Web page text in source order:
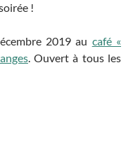
!
2019 au café «
. Ouvert à tous les